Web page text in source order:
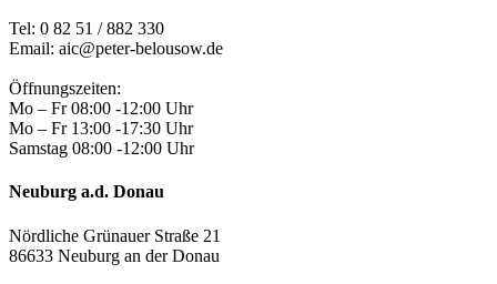
Tel: 0 82 51 / 882 330
Email: aic@peter-belousow.de
Öffnungszeiten:
Mo – Fr 08:00 -12:00 Uhr
Mo – Fr 13:00 -17:30 Uhr
Samstag 08:00 -12:00 Uhr
Neuburg a.d. Donau
Nördliche Grünauer Straße 21
86633 Neuburg an der Donau